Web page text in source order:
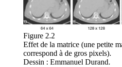
Figure 2.2
Effet de la matrice (une petite
correspond à de gros pixels).
Dessin : Emmanuel Durand.